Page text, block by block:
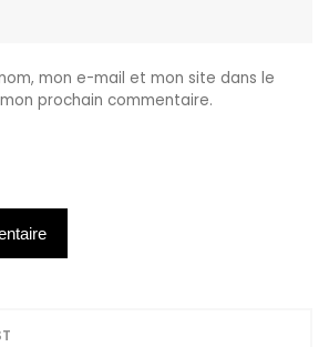
mon e-mail et mon site dans le
prochain commentaire.